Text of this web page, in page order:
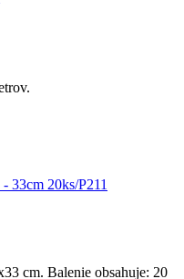
cm. Balenie obsahuje: 20